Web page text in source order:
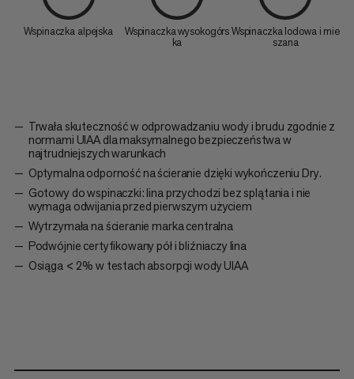
Wspinaczka alpejska
Wspinaczka wysokogórs
ka
Wspinaczka lodowa i mie
szana
Trwała skuteczność w odprowadzaniu wody i brudu zgodnie z
normami UIAA dla maksymalnego bezpieczeństwa w
najtrudniejszych warunkach
Optymalna odporność na ścieranie dzięki wykończeniu Dry.
Gotowy do wspinaczki: lina przychodzi bez splątania i nie
wymaga odwijania przed pierwszym użyciem
Wytrzymała na ścieranie marka centralna
Podwójnie certyfikowany pół i bliźniaczy lina
Osiąga < 2% w testach absorpcji wody UIAA